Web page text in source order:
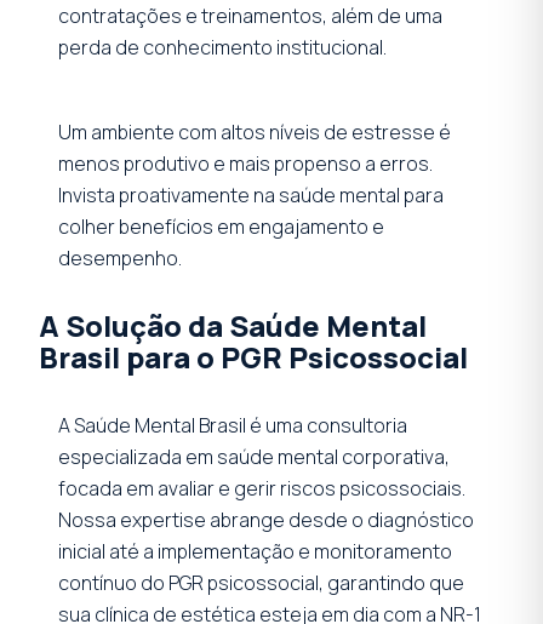
contratações e treinamentos, além de uma
perda de conhecimento institucional.
Um ambiente com altos níveis de estresse é
menos produtivo e mais propenso a erros.
Invista proativamente na saúde mental para
colher benefícios em engajamento e
desempenho.
A Solução da Saúde Mental
Brasil para o PGR Psicossocial
A Saúde Mental Brasil é uma consultoria
especializada em saúde mental corporativa,
focada em avaliar e gerir riscos psicossociais.
Nossa expertise abrange desde o diagnóstico
inicial até a implementação e monitoramento
contínuo do PGR psicossocial, garantindo que
sua clínica de estética esteja em dia com a NR-1